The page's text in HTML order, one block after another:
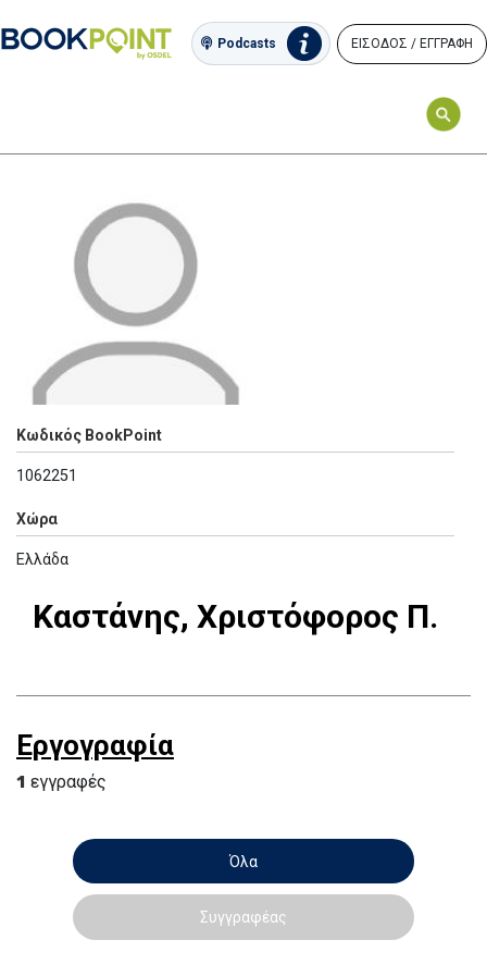
Podcasts ΕΙΣΟΔΟΣ / ΕΓΓΡΑΦΗ
Κωδικός BookPoint
1062251
Χώρα
Ελλάδα
Καστάνης, Χριστόφορος Π.
Εργογραφία
1 εγγραφές
Όλα
Συγγραφέας